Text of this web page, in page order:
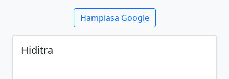
Hampiasa Google
Hiditra